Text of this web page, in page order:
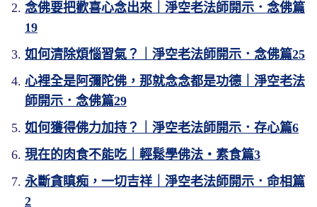
念佛要把歡喜心念出來｜淨空老法師開示．念佛篇
19
如何清除煩惱習氣？｜淨空老法師開示．念佛篇25
心裡全是阿彌陀佛，那就念念都是功德｜淨空老法
師開示．念佛篇29
如何獲得佛力加持？｜淨空老法師開示．存心篇6
現在的肉食不能吃｜輕鬆學佛法・素食篇3
永斷貪瞋痴，一切吉祥｜淨空老法師開示．命相篇
2